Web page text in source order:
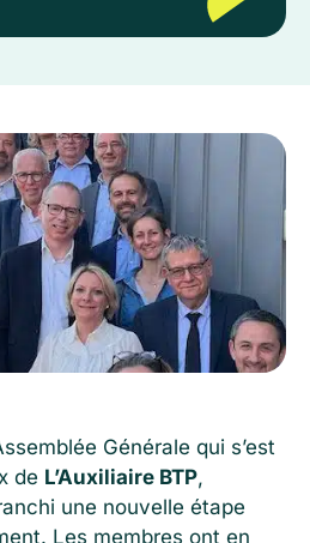
Générale qui s’est
de L’Auxiliaire BTP,
une nouvelle étape
Les membres ont en